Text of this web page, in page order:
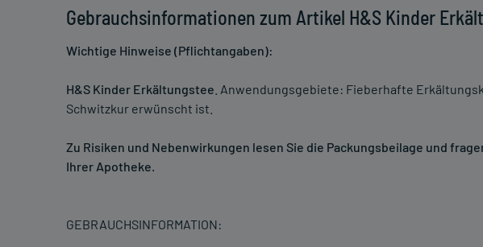
Gebrauchsinformationen zum Artikel H&S Kinder
Wichtige Hinweise (Pflichtangaben):
H&S Kinder Erkältungstee . Anwendungsgebiete: Fieberhafte
Schwitzkur erwünscht ist.
Zu Risiken und Nebenwirkungen lesen Sie die Packungsbeilage und
Ihrer Apotheke.
GEBRAUCHSINFORMATION: